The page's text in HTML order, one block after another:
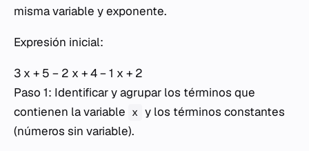
misma variable y exponente.
Expresión inicial:
3 x + 5 − 2 x + 4 − 1 x + 2
Paso 1: Identificar y agrupar los términos que
contienen la variable x y los términos constantes
(números sin variable).